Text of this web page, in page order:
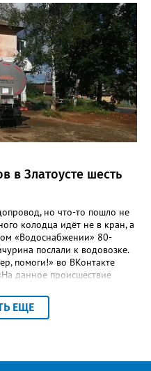
систем. Кроме электронных
предложения по
и канализации,
представить перечень
сценарии развития этой
2025 года
торгах. Тогда цена
- 9 миллионов 13 тысяч
разработка электронной
в Златоусте шесть
но что-то пошло не
колодца идёт не в кран, а
«Водоснабжении» 80-
послали к водовозке.
помоги!» во ВКонтакте
данное происшествие
организации
ул. Островского, 7,
есть комментарий
ЕЩЕ